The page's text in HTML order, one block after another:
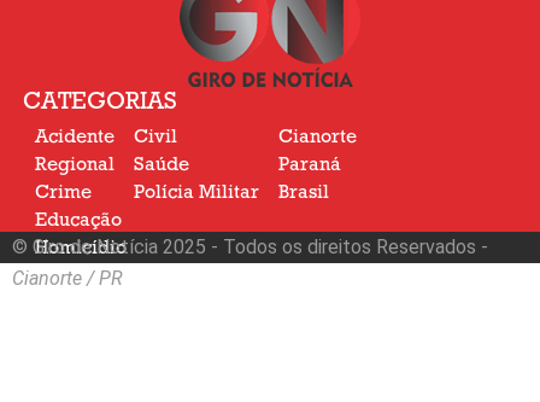
CATEGORIAS
Acidente
Regional
Crime
Civil
Saúde
Polícia Militar
Cianorte
Paraná
Brasil
Educação
Homicídio
Nacional
© Giro de Notícia 2025 - Todos os direitos Reservados -
Cianorte / PR